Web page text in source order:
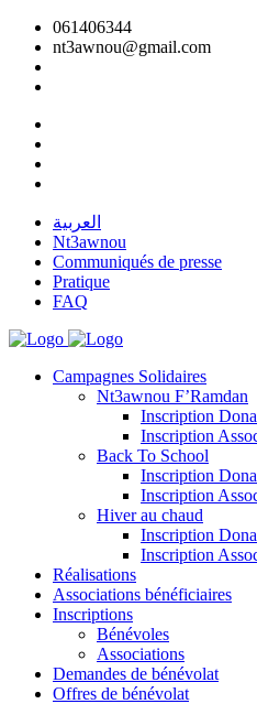
061406344
nt3awnou@gmail.com
العربية
Nt3awnou
Communiqués de presse
Pratique
FAQ
Campagnes Solidaires
Nt3awnou F’Ramdan
Inscription
Inscription
Back To School
Inscription
Inscription
Hiver au chaud
Inscription
Inscription
Réalisations
Associations bénéficiaires
Inscriptions
Bénévoles
Associations
Demandes de bénévolat
Offres de bénévolat